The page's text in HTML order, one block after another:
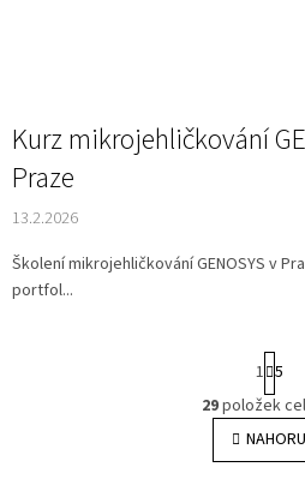
Kurz mikrojehličkování
Praze
13.2.2026
Školení mikrojehličkování GENOSYS v
portfol...
O
v
l
S
t
r
á
n
k
1 5
29položek
NAHORU